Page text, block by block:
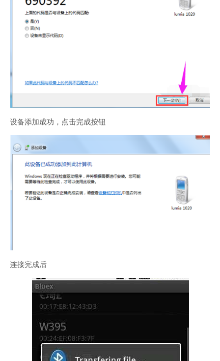
设备添加成功，点击完成按钮
连接完成后